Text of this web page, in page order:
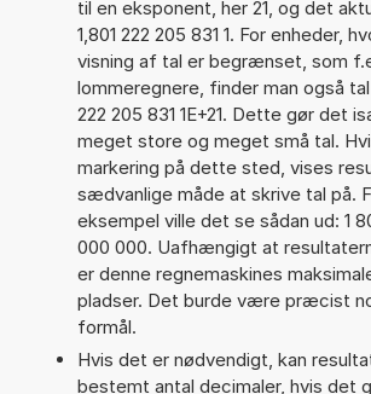
til en eksponent, her 21, og det
1,801 222 205 831 1. For enheder,
visning af tal er begrænset, som
lommeregnere, finder man også
222 205 831 1E+21. Dette gør det
meget store og meget små tal.
markering på dette sted, vises
sædvanlige måde at skrive tal på.
eksempel ville det se sådan ud: 1
000 000. Uafhængigt at
er denne regnemaskines
pladser. Det burde være præcist
formål.
Hvis det er nødvendigt, kan
bestemt antal decimaler, hvis det